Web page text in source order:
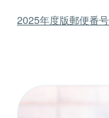
2025年度版郵便番